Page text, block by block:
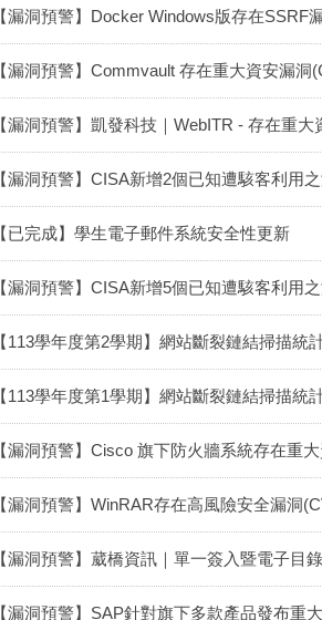
【漏洞預警】Docker Windows版存在SSRF
【漏洞預警】Commvault 存在重大資安漏洞
【漏洞預警】凱發科技｜WebITR - 存在重大
【漏洞預警】CISA新增2個已知遭駭客利用
【已完成】學生電子郵件系統安全性更新
【漏洞預警】CISA新增5個已知遭駭客利用
【113學年度第2學期】網站斷裂鏈結掃描統
【113學年度第1學期】網站斷裂鏈結掃描統
【漏洞預警】Cisco 旗下防火牆系統存在重
【漏洞預警】WinRAR存在高風險安全漏洞
【漏洞預警】葳橋資訊｜單一簽入暨電子目
【漏洞預警】SAP針對旗下多款產品發布重